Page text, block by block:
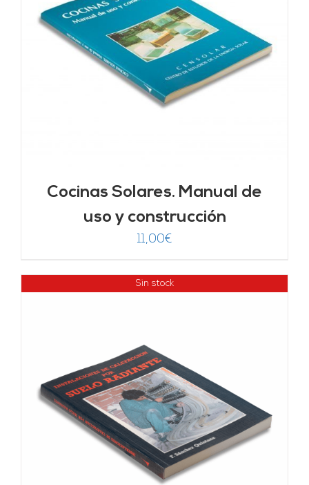
Cocinas Solares. Manual de
uso y construcción
11,00€
Sin stock